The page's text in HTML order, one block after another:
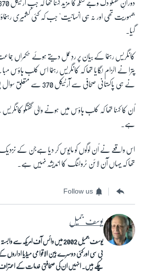
جمہوریت تھی اور نہ ہی انسانیت" جب کہ کئی کشمیری رہنماؤں
گیا۔
کانگریس رہنما کے بیان پر ردِعمل دیتے ہوئے حکمراں
پترا نے الزام لگایا تھا کہ کانگریس رہنما اس کلب ہاؤس
نے ہی پاکستانی صحافی سے آرٹیکل 370 سے متعلق سوال پوچھنے کا کہا۔
اُن کا کہنا تھا کہ کلب ہاؤس میں ہونے والی گفتگو
ہے۔
اس واقعے نے اُن لوگوں کو مایوس کر دیا ہےجن کے
تھا کہ یہاں آن لائن ٹرولنگ کا اندیشہ نہیں ہے۔
Follow us
یوسف جمیل
یوسف جمیل 2002 میں وائس آف
بی سی اور کئی دوسرے بین الاقوامی میڈیا اداروں